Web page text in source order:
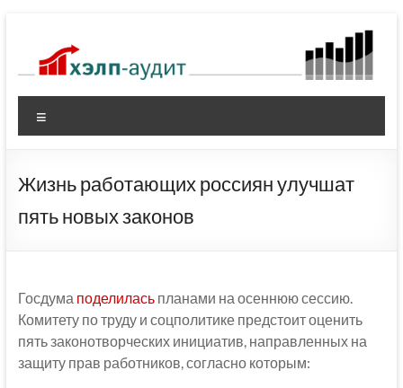
содержимому
Жизнь работающих россиян улучшат
пять новых законов
Госдума поделиласьпланами на осеннюю сессию.
Комитету по труду и соцполитике предстоит оценить
пять законотворческих инициатив, направленных на
защиту прав работников, согласно которым: